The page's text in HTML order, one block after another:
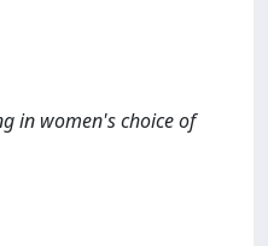
in women's choice of